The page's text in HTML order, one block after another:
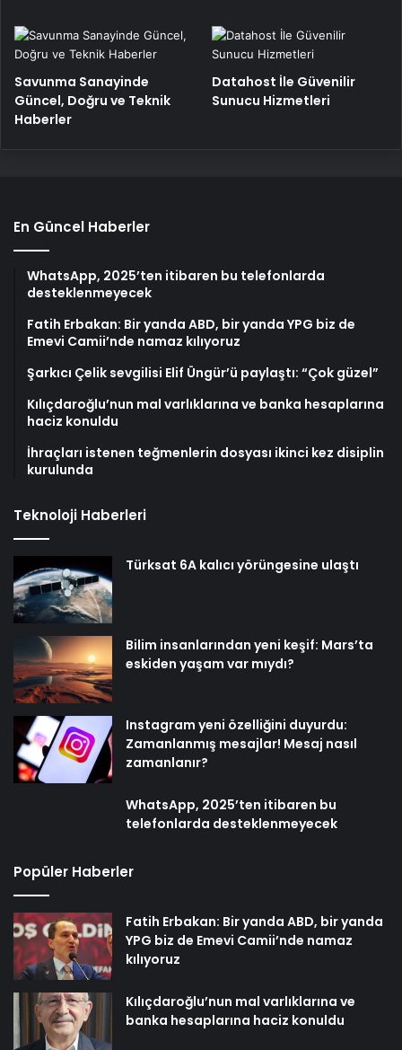
Savunma Sanayinde
Güncel, Doğru ve Teknik
Haberler
Datahost İle Güvenilir
Sunucu Hizmetleri
En Güncel Haberler
WhatsApp, 2025’ten itibaren bu telefonlarda
desteklenmeyecek
Fatih Erbakan: Bir yanda ABD, bir yanda YPG biz de
Emevi Camii’nde namaz kılıyoruz
Şarkıcı Çelik sevgilisi Elif Üngür’ü paylaştı: “Çok güzel”
Kılıçdaroğlu’nun mal varlıklarına ve banka hesaplarına
haciz konuldu
İhraçları istenen teğmenlerin dosyası ikinci kez disiplin
kurulunda
Teknoloji Haberleri
Türksat 6A kalıcı yörüngesine ulaştı
Bilim insanlarından yeni keşif: Mars’ta
eskiden yaşam var mıydı?
Instagram yeni özelliğini duyurdu:
Zamanlanmış mesajlar! Mesaj nasıl
zamanlanır?
WhatsApp, 2025’ten itibaren bu
telefonlarda desteklenmeyecek
Popüler Haberler
Fatih Erbakan: Bir yanda ABD, bir yanda
YPG biz de Emevi Camii’nde namaz
kılıyoruz
Kılıçdaroğlu’nun mal varlıklarına ve
banka hesaplarına haciz konuldu